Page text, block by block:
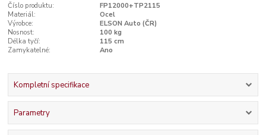
Číslo produktu:
FP12000+TP2115
Materiál:
Ocel
Výrobce:
ELSON Auto (ČR)
Nosnost:
100 kg
Délka tyčí:
115 cm
Zamykatelné:
Ano
Kompletní specifikace
Parametry